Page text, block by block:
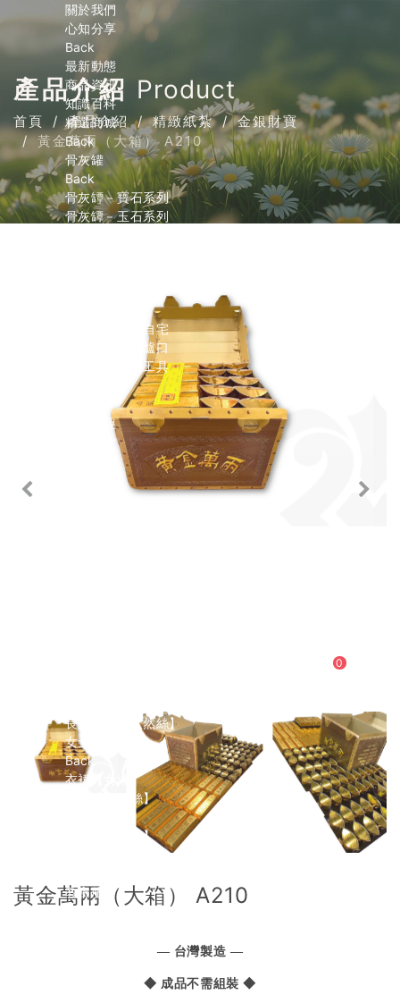
0
關於我們
心知分享
Back
最新動態
商品資訊
知識百科
精選商城
Back
骨灰罐
Back
骨灰罈－寶石系列
骨灰罈－玉石系列
紙紮屋．大型自宅
紙紮屋．環保爐口
紙紮車．交通工具
休閒興趣
男用紙紮
長袍馬褂【天然絲】
女士
Back
衣裙【女緞】
衣裙【天然絲】
旗袍【女緞】
旗袍【天然絲】
鳳仙裝【彩色絲】
教會服
Back
產品介紹 Product
首頁 產品介紹 精緻紙紮
金銀財寶
黃金萬兩（大箱） A210
黃金萬兩（大箱） A210
— 台灣製造 —
◆ 成品不需組裝 ◆